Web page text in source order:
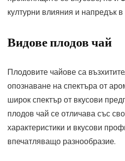
културни влияния и напредък
Видове плодов чай
Плодовите чайове са
опознаване на спектъра от
широк спектър от вкусови
плодов чай се отличава със
характеристики и вкусови
впечатляващо разнообразие.